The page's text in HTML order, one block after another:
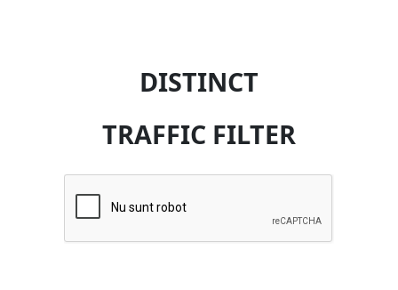
DISTINCT
TRAFFIC FILTER